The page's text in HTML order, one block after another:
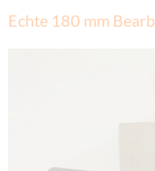
Echte 180 mm